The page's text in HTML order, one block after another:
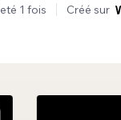
1 fois Créé sur